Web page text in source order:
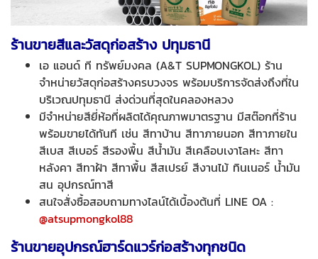
ร้านขายสีและวัสดุก่อสร้าง ปทุมธานี
เอ แอนด์ ที ทรัพย์มงคล (A&T SUPMONGKOL) ร้าน
จำหน่ายวัสดุก่อสร้างครบวงจร พร้อมบริการจัดส่งถึงที่ใน
บริเวณปทุมธานี ส่งด่วนที่สุดในคลองหลวง
มีจำหน่ายสียี่ห้อที่ผลิตได้คุณภาพมาตรฐาน มีสต๊อกที่ร้าน
พร้อมขายได้ทันที เช่น สีทาบ้าน สีทาภายนอก สีทาภายใน
สีเบส สีเบอร์ สีรองพื้น สีน้ำมัน สีเคลือบเงาโลหะ สีทา
หลังคา สีทาฝ้า สีทาพื้น สีสเปรย์ สีงานไม้ ทินเนอร์ น้ำมัน
สน อุปกรณ์ทาสี
สนใจสั่งซื้อสอบถามทางไลน์ได้เบื้องต้นที่ LINE OA :
@atsupmongkol88
ร้านขายอุปกรณ์ฮาร์ดแวร์ก่อสร้างทุกชนิด